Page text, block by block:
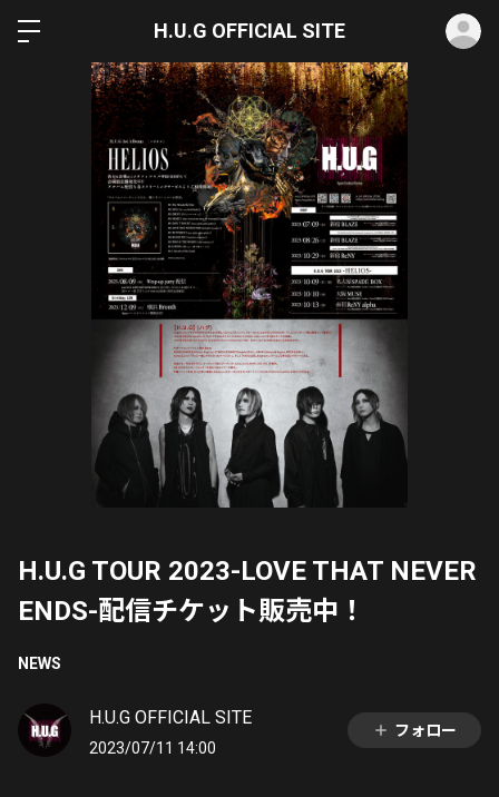
H.U.G OFFICIAL SITE
H.U.G TOUR 2023-LOVE THAT NEVER
ENDS-配信チケット販売中！
NEWS
H.U.G OFFICIAL SITE
2023/07/11 14:00
フォロー